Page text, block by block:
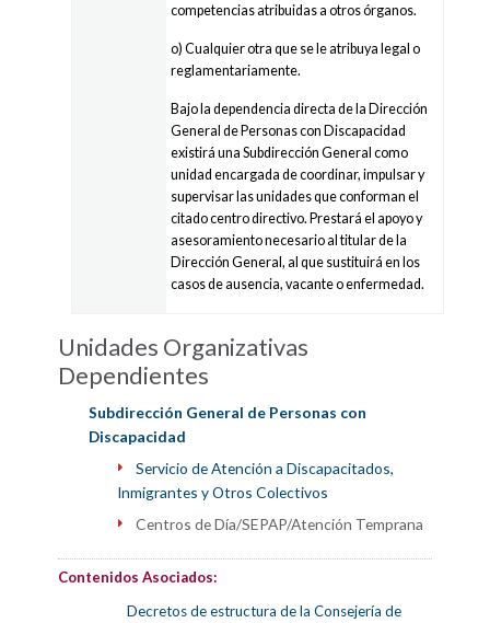
competencias atribuidas a otros órganos.
o) Cualquier otra que se le atribuya legal o
reglamentariamente.
Bajo la dependencia directa de la Dirección
General de Personas con Discapacidad
existirá una Subdirección General como
unidad encargada de coordinar, impulsar y
supervisar las unidades que conforman el
citado centro directivo. Prestará el apoyo y
asesoramiento necesario al titular de la
Dirección General, al que sustituirá en los
casos de ausencia, vacante o enfermedad.
Unidades Organizativas
Dependientes
Subdirección General de Personas con
Discapacidad
Servicio de Atención a Discapacitados,
Inmigrantes y Otros Colectivos
Centros de Día/SEPAP/Atención Temprana
Contenidos Asociados:
Decretos de estructura de la Consejería de